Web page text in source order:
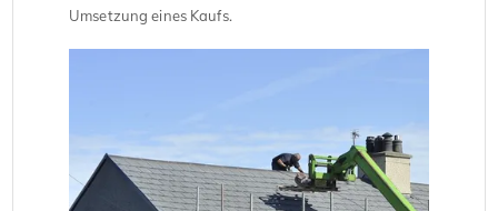
Umsetzung eines Kaufs.